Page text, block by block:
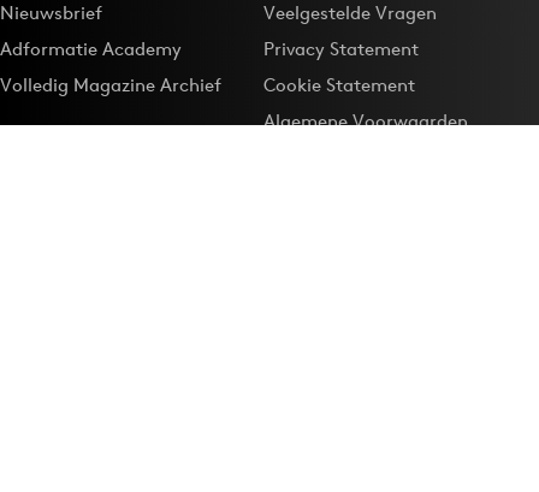
Nieuwsbrief
Adformatie Academy
Volledig Magazine Archief
Veelgestelde Vragen
Privacy Statement
Cookie Statement
Algemene Voorwaarden